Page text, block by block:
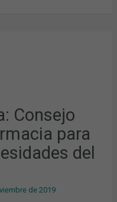
Consejo
para
del
de 2019